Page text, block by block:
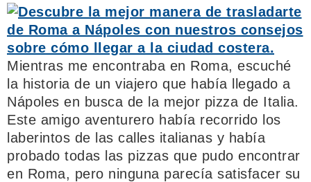
Mientras me encontraba en Roma, escuché
la historia de un viajero que había llegado a
Nápoles en busca de la mejor pizza de Italia.
Este amigo aventurero había recorrido los
laberintos de las calles italianas y había
probado todas las pizzas que pudo encontrar
en Roma, pero ninguna parecía satisfacer su